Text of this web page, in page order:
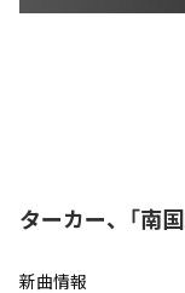
ターカー、「南
新曲情報